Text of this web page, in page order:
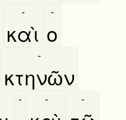
καὶ
-
ο
-
κτηνῶν
-
- - -